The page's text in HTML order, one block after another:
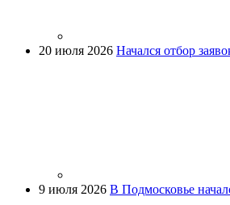
20 июля 2026 Начался отбор
9 июля 2026 В Подмосковье